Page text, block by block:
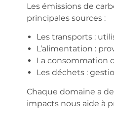
Les émissions de
principales sources :
Les transports :
L’alimentation :
La consommation
Les déchets :
Chaque domaine a
impacts nous aide à